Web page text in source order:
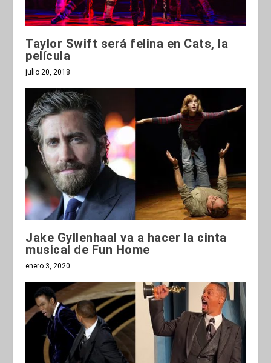
Taylor Swift será felina en Cats, la
película
julio 20, 2018
Jake Gyllenhaal va a hacer la cinta
musical de Fun Home
enero 3, 2020